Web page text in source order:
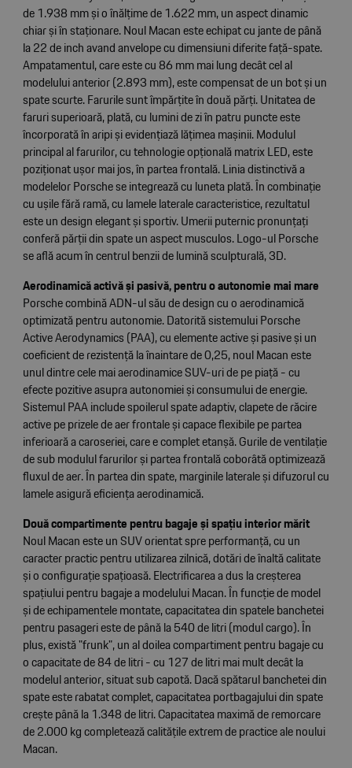
de 1.938 mm și o înălțime de 1.622 mm, un aspect dinamic
chiar și în staționare. Noul Macan este echipat cu jante de până
la 22 de inch avand anvelope cu dimensiuni diferite față-spate.
Ampatamentul, care este cu 86 mm mai lung decât cel al
modelului anterior (2.893 mm), este compensat de un bot și un
spate scurte. Farurile sunt împărțite în două părți. Unitatea de
faruri superioară, plată, cu lumini de zi în patru puncte este
încorporată în aripi și evidențiază lățimea mașinii. Modulul
principal al farurilor, cu tehnologie opțională matrix LED, este
poziționat ușor mai jos, în partea frontală. Linia distinctivă a
modelelor Porsche se integrează cu luneta plată. În combinație
cu ușile fără ramă, cu lamele laterale caracteristice, rezultatul
este un design elegant și sportiv. Umerii puternic pronunțați
conferă părții din spate un aspect musculos. Logo-ul Porsche
se află acum în centrul benzii de lumină sculpturală, 3D.
Aerodinamică activă și pasivă, pentru o autonomie mai mare
Porsche combină ADN-ul său de design cu o aerodinamică
optimizată pentru autonomie. Datorită sistemului Porsche
Active Aerodynamics (PAA), cu elemente active și pasive și un
coeficient de rezistență la înaintare de 0,25, noul Macan este
unul dintre cele mai aerodinamice SUV-uri de pe piață - cu
efecte pozitive asupra autonomiei și consumului de energie.
Sistemul PAA include spoilerul spate adaptiv, clapete de răcire
active pe prizele de aer frontale și capace flexibile pe partea
inferioară a caroseriei, care e complet etanșă. Gurile de ventilație
de sub modulul farurilor și partea frontală coborâtă optimizează
fluxul de aer. În partea din spate, marginile laterale și difuzorul cu
lamele asigură eficiența aerodinamică.
Două compartimente pentru bagaje și spațiu interior mărit
Noul Macan este un SUV orientat spre performanță, cu un
caracter practic pentru utilizarea zilnică, dotări de înaltă calitate
și o configurație spațioasă. Electrificarea a dus la creșterea
spațiului pentru bagaje a modelului Macan. În funcție de model
și de echipamentele montate, capacitatea din spatele banchetei
pentru pasageri este de până la 540 de litri (modul cargo). În
plus, există "frunk", un al doilea compartiment pentru bagaje cu
o capacitate de 84 de litri - cu 127 de litri mai mult decât la
modelul anterior, situat sub capotă. Dacă spătarul banchetei din
spate este rabatat complet, capacitatea portbagajului din spate
crește până la 1.348 de litri. Capacitatea maximă de remorcare
de 2.000 kg completează calitățile extrem de practice ale noului
Macan.